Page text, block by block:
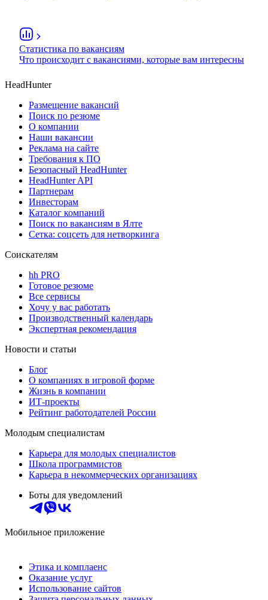
Статистика по вакансиям
Что происходит с вакансиями, которые вам интересны
HeadHunter
Размещение вакансий
Поиск по резюме
О компании
Наши вакансии
Реклама на сайте
Требования к ПО
Безопасный HeadHunter
HeadHunter API
Партнерам
Инвесторам
Каталог компаний
Поиск по вакансиям в Ялте
Сетка: соцсеть для нетворкинга
Соискателям
hh PRO
Готовое резюме
Все сервисы
Хочу у вас работать
Производственный календарь
Экспертная рекомендация
Новости и статьи
Блог
О компаниях в игровой форме
Жизнь в компании
ИТ-проекты
Рейтинг работодателей России
Молодым специалистам
Карьера для молодых специалистов
Школа программистов
Карьера в некоммерческих организациях
Боты для уведомлений
Мобильное приложение
Этика и комплаенс
Оказание услуг
Использование сайтов